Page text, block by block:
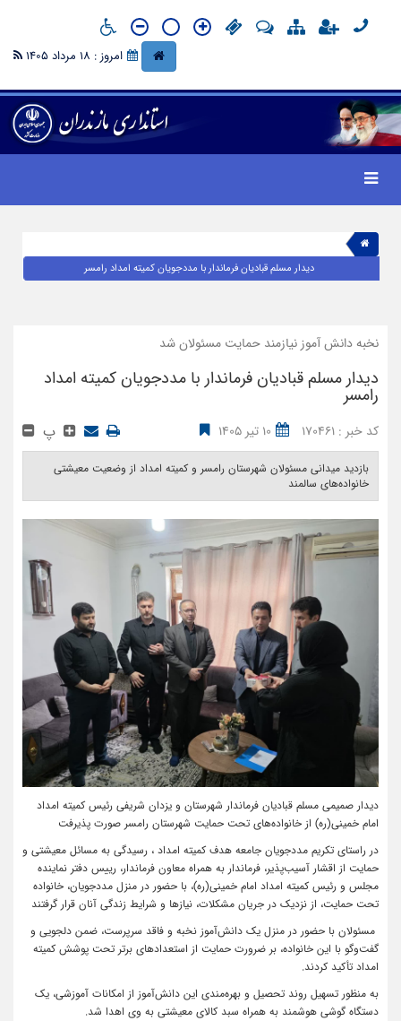
امروز : 18 مرداد 1405
دیدار مسلم قبادیان فرماندار با مددجویان کمیته امداد رامسر
نخبه دانش آموز نیازمند حمایت مسئولان شد
دیدار مسلم قبادیان فرماندار با مددجویان کمیته امداد
رامسر
کد خبر : 170461 10 تیر 1405 پ
بازدید میدانی مسئولان شهرستان رامسر و کمیته امداد از وضعیت معیشتی
خانواده‌های سالمند ‎
دیدار صمیمی مسلم قبادیان فرماندار شهرستان و یزدان شریفی رئیس کمیته امداد
امام خمینی(ره) از خانواده‌های تحت حمایت شهرستان رامسر صورت پذیرفت
در راستای تکریم مددجویان جامعه هدف کمیته امداد ، رسیدگی به مسائل معیشتی و
حمایت از اقشار آسیب‌پذیر، فرماندار به همراه معاون فرماندار، رییس دفتر نماینده
مجلس و رئیس کمیته امداد امام خمینی(ره)، با حضور در منزل مددجویان، خانواده
تحت حمایت، از نزدیک در جریان مشکلات، نیازها و شرایط زندگی آنان قرار گرفتند
مسئولان با حضور در منزل یک دانش‌آموز نخبه و فاقد سرپرست، ضمن دلجویی و
گفت‌وگو با این خانواده، بر ضرورت حمایت از استعدادهای برتر تحت پوشش کمیته
امداد تأکید کردند.
به منظور تسهیل روند تحصیل و بهره‌مندی این دانش‌آموز از امکانات آموزشی، یک
دستگاه گوشی هوشمند به همراه سبد کالای معیشتی به وی اهدا شد.